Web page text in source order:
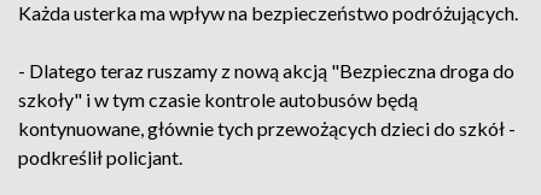
Każda usterka ma wpływ na bezpieczeństwo podróżujących.
- Dlatego teraz ruszamy z nową akcją "Bezpieczna droga do
szkoły" i w tym czasie kontrole autobusów będą
kontynuowane, głównie tych przewożących dzieci do szkół -
podkreślił policjant.